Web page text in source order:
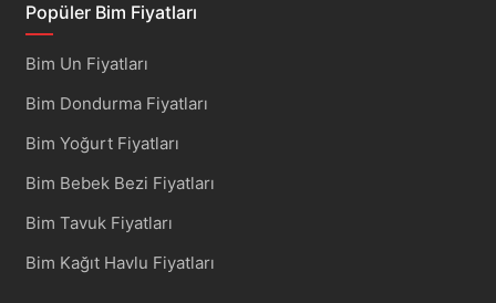
Popüler Bim Fiyatları
Bim Un Fiyatları
Bim Dondurma Fiyatları
Bim Yoğurt Fiyatları
Bim Bebek Bezi Fiyatları
Bim Tavuk Fiyatları
Bim Kağıt Havlu Fiyatları